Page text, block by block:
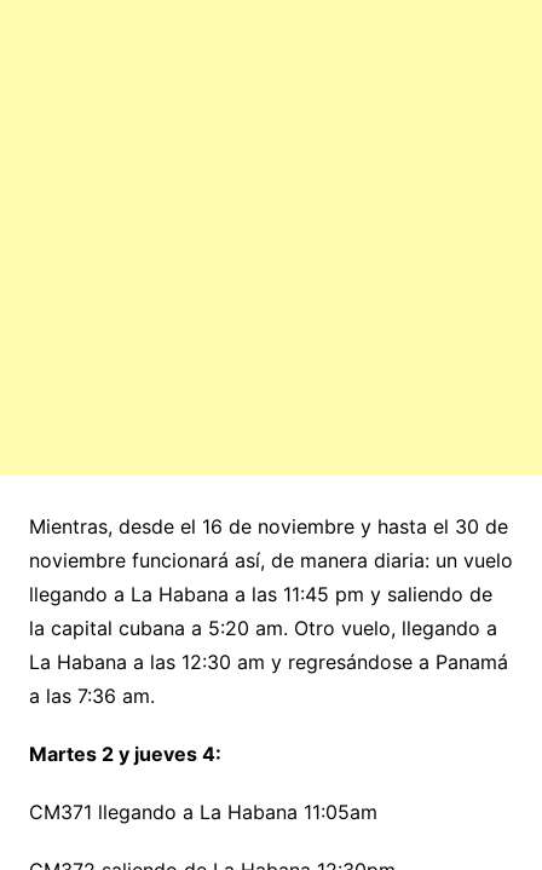
Mientras, desde el 16 de noviembre y hasta el 30 de
noviembre funcionará así, de manera diaria: un vuelo
llegando a La Habana a las 11:45 pm y saliendo de
la capital cubana a 5:20 am. Otro vuelo, llegando a
La Habana a las 12:30 am y regresándose a Panamá
a las 7:36 am.
Martes 2 y jueves 4:
CM371 llegando a La Habana 11:05am